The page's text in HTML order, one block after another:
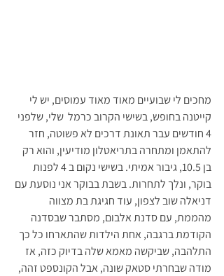
מחכים לי שבועיים מאוד מאוד עמוסים, יש לי
קייטנה בחופש, בשישי הקרוב כרמל  שלי, שלפני
4 חודשים עבר תאונת דרכים לא פשוטה, חזר
להתאמן ומתחרה בתריאטלון מודיעין, והוא רק
בן 10.5, גיבור אמיתי. בשישי נקום ב 4 לפנות
בוקר, ונלך לתחרות. בשבת בבוקר אני נוסעת עם
דניאלה שוב לצפון, עוד חגיגת בת מצווה
מהממת, עם סדנת אלבום, מסתבר שבסדנה
הקודמת ברגבה, אחת הילדות שהתארחו כל כך
התלהבה, שביקשה מאמא שלה בדיוק כזה, אז
מודה שבחרתי סטאק שונה, אבל הקונספט זהה,